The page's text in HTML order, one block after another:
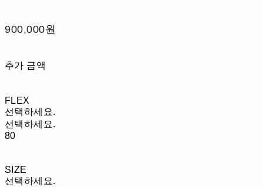
900,000원
추가 금액
FLEX
선택하세요.
선택하세요.
80
SIZE
선택하세요.